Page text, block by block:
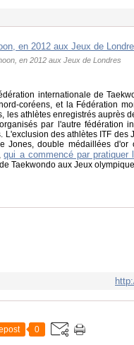
en 2012 aux Jeux de Londres
internationale de
coréens, et la Fédération
les athlètes enregistrés auprès
par l'autre fédération
des athlètes ITF des
Jones, double médaillées
qui a commencé par pratiquer
Taekwondo aux Jeux
0